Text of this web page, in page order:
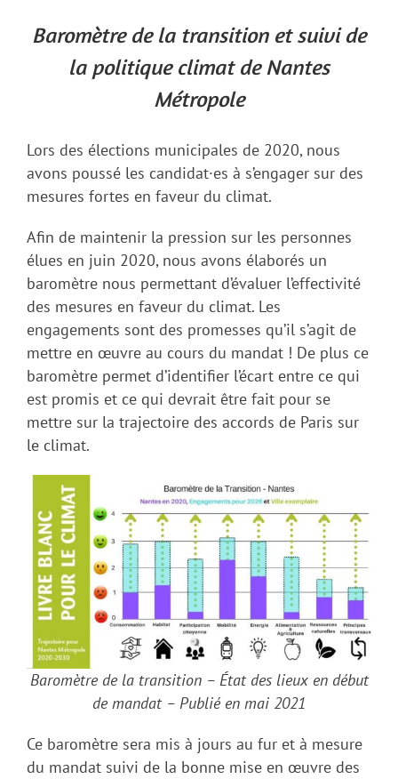
Baromètre de la transition et suivi de
la politique climat de Nantes
Métropole
Lors des élections municipales de 2020, nous
avons poussé les candidat·es à s’engager sur des
mesures fortes en faveur du climat.
Afin de maintenir la pression sur les personnes
élues en juin 2020, nous avons élaborés un
baromètre nous permettant d’évaluer l’effectivité
des mesures en faveur du climat. Les
engagements sont des promesses qu’il s’agit de
mettre en œuvre au cours du mandat ! De plus ce
baromètre permet d’identifier l’écart entre ce qui
est promis et ce qui devrait être fait pour se
mettre sur la trajectoire des accords de Paris sur
le climat.
Baromètre de la transition – État des lieux en début
de mandat – Publié en mai 2021
Ce baromètre sera mis à jours au fur et à mesure
du mandat suivi de la bonne mise en œuvre des